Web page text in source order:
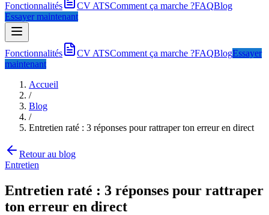
Fonctionnalités CV ATSComment ça marche ?FAQBlog
Essayer maintenant
Fonctionnalités CV ATSComment ça marche ?FAQBlogEssayer
maintenant
Accueil
/
Blog
/
Entretien raté : 3 réponses pour rattraper ton erreur en direct
Retour au blog
Entretien
Entretien raté : 3 réponses pour rattraper
ton erreur en direct